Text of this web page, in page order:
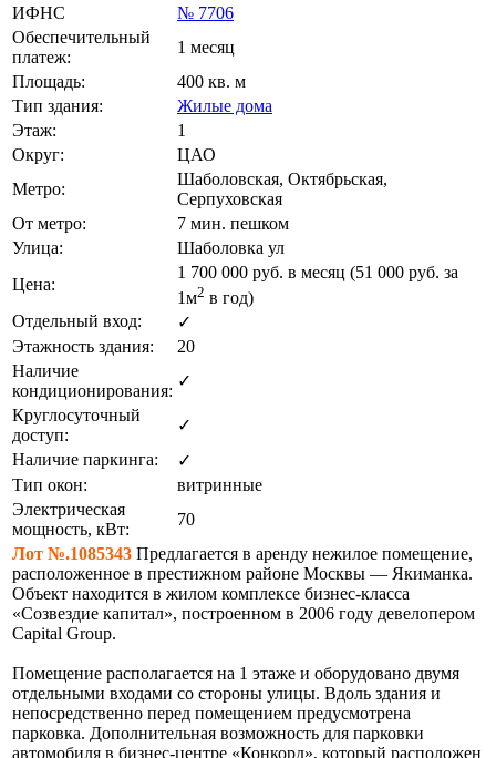
ИФНС
№ 7706
Обеспечительный
платеж:
1 месяц
Площадь:
400 кв. м
Тип здания:
Жилые дома
Этаж:
1
Округ:
ЦАО
Метро:
Шаболовская, Октябрьская,
Серпуховская
От метро:
7 мин. пешком
Улица:
Шаболовка ул
Цена:
1 700 000 руб. в месяц (51 000 руб. за
1м2 в год)
Отдельный вход:
✓
Этажность здания:
20
Наличие
кондиционирования:
✓
Круглосуточный
доступ:
✓
Наличие паркинга:
✓
Тип окон:
витринные
Электрическая
мощность, кВт:
70
Лот №.1085343 Предлагается в аренду нежилое помещение,
расположенное в престижном районе Москвы — Якиманка.
Объект находится в жилом комплексе бизнес-класса
«Созвездие капитал», построенном в 2006 году девелопером
Capital Group.
Помещение располагается на 1 этаже и оборудовано двумя
отдельными входами со стороны улицы. Вдоль здания и
непосредственно перед помещением предусмотрена
парковка. Дополнительная возможность для парковки
автомобиля в бизнес-центре «Конкорд», который расположен